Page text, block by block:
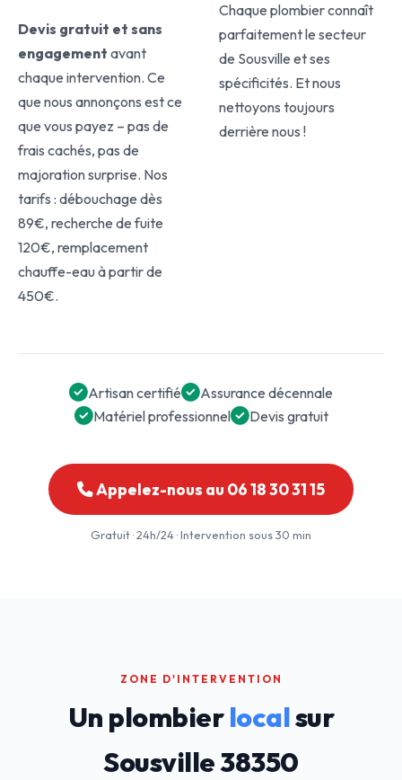
Devis gratuit et sans
engagement avant
chaque intervention. Ce
que nous annonçons est ce
que vous payez – pas de
frais cachés, pas de
majoration surprise. Nos
tarifs : débouchage dès
89€, recherche de fuite
120€, remplacement
chauffe-eau à partir de
450€.
Chaque plombier connaît
parfaitement le secteur
de Sousville et ses
spécificités. Et nous
nettoyons toujours
derrière nous !
Artisan certifié
Assurance décennale
Matériel professionnel
Devis gratuit
Appelez-nous au 06 18 30 31 15
Gratuit · 24h/24 · Intervention sous 30 min
ZONE D'INTERVENTION
Un plombierlocalsur
Sousville 38350